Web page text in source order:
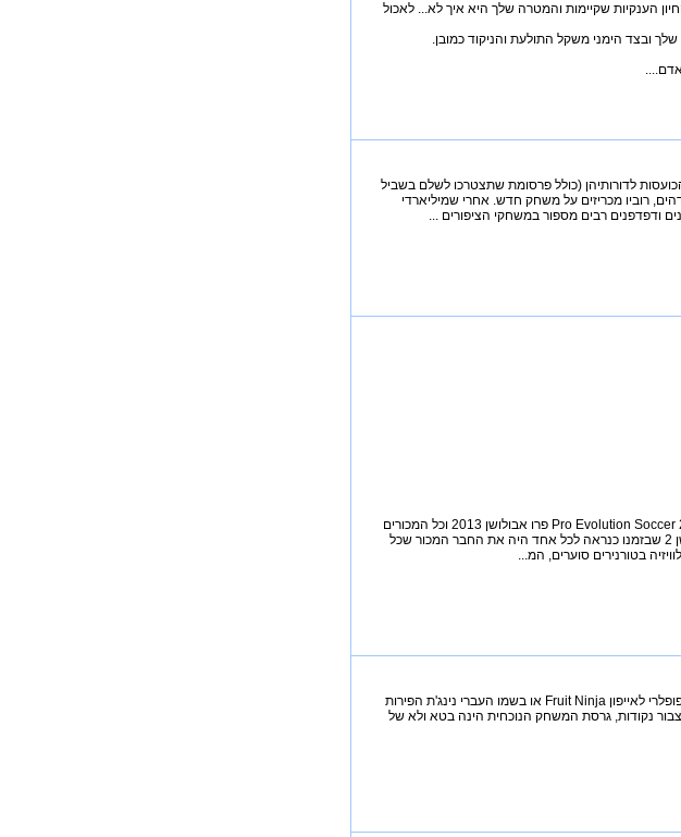
הענקיות שקיימות והמטרה שלך היא איך לא... לאכול
ובצד הימני משקל התולעת והניקוד כמובן.
לדורותיהן (כולל פרסומת שתצטרכו לשלם בשביל
רוביו מכריזים על משחק חדש. אחרי שמיליארדי
ודפדפנים רבים מספור במשחקי הציפורים ...
כן כן אתם רואים נכון זה משחק הכדורגל Pro Evolution Soccer 2013 פרו אבולושן 2013 וכל המכורים
שמכירם את המשחק הזה עוד מימי פלייסטיישן 2 שבזמנו כנראה לכל אחד היה את החבר המכור שכל
בטורנירים סוערים, המ...
פרוט נינג'ה הגרסה הישראלית של המשחק הפופלרי לאייפון Fruit Ninja או בשמו העברי נינג'ת הפירות
נקודות, גרסת המשחק הנוכחית הינה בטא ולא של